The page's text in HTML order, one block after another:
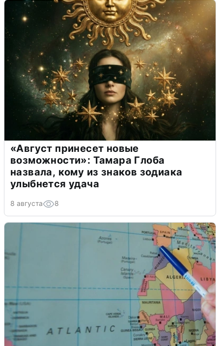
«Август принесет новые
возможности»: Тамара Глоба
назвала, кому из знаков зодиака
улыбнется удача
8 августа 8